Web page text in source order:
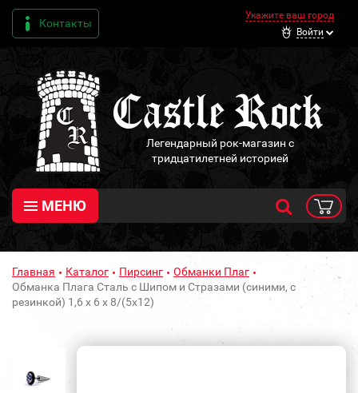
Контакты
Укажите ваш город
Войти
Легендарный рок-магазин с
тридцатилетней историей
МЕНЮ
Главная Каталог Пирсинг
Обманки Плаг
Обманка Плага Сталь с Шипом и Стразами (синими, с
резинкой) 1,6 х 6 х 8/(5х12)